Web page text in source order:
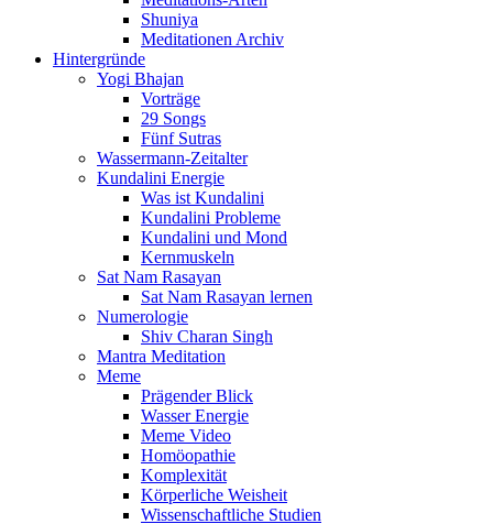
Shuniya
Meditationen Archiv
Hintergründe
Yogi Bhajan
Vorträge
29 Songs
Fünf Sutras
Wassermann-Zeitalter
Kundalini Energie
Was ist Kundalini
Kundalini Probleme
Kundalini und Mond
Kernmuskeln
Sat Nam Rasayan
Sat Nam Rasayan lernen
Numerologie
Shiv Charan Singh
Mantra Meditation
Meme
Prägender Blick
Wasser Energie
Meme Video
Homöopathie
Komplexität
Körperliche Weisheit
Wissenschaftliche Studien